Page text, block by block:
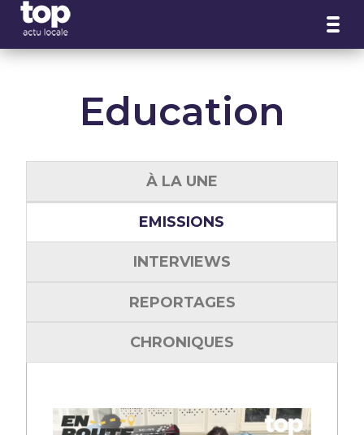
Education
À LA UNE
EMISSIONS
INTERVIEWS
REPORTAGES
CHRONIQUES
Panneau de gestion des cookies